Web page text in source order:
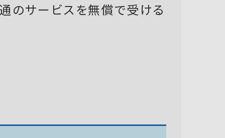
のサービスを無償で受ける